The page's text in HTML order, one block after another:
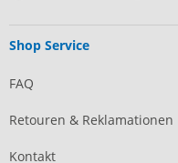
Shop Service
FAQ
Retouren & Reklamationen
Kontakt